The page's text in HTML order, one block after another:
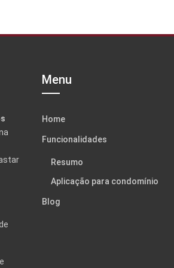
Menu
Home
Funcionalidades
Resumo
Aplicação para condomínio
Blog